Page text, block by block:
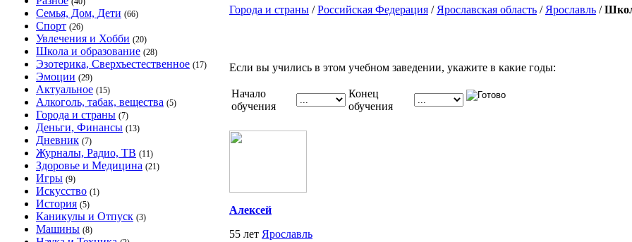
Семья, Дом, Дети (66)
Спорт (26)
Увлечения и Хобби (20)
Школа и образование (28)
Эзотерика, Сверхъестественное (17)
Эмоции (29)
Актуальное (15)
Алкоголь, табак, вещества (5)
Города и страны (7)
Деньги, Финансы (13)
Дневник (7)
Журналы, Радио, ТВ (11)
Здоровье и Медицина (21)
Игры (9)
Искусство (1)
История (5)
Каникулы и Отпуск (3)
Машины (8)
Города и страны /Российская Федерация / Ярославская область / Ярославль /
Если вы учились в этом учебном заведении, укажите в какие годы:
Начало
обучения
Конец
обучения
Алексей
55 лет Ярославль